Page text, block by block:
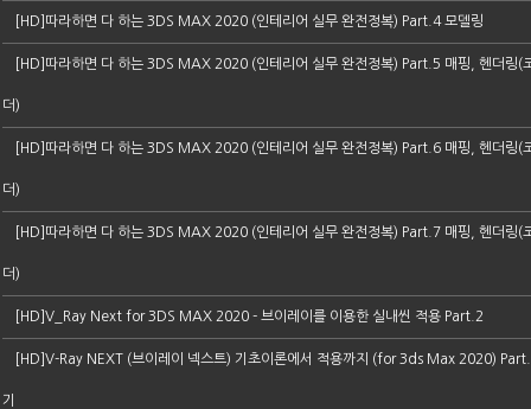
[HD]따라하면 다 하는 3DS MAX 2020 (인테리어 실무 완전정복) Part.4 모델링
[HD]따라하면 다 하는 3DS MAX 2020 (인테리어 실무 완전정복) Part.5 매핑, 헨더링(
더)
[HD]따라하면 다 하는 3DS MAX 2020 (인테리어 실무 완전정복) Part.6 매핑, 헨더링(
더)
[HD]따라하면 다 하는 3DS MAX 2020 (인테리어 실무 완전정복) Part.7 매핑, 헨더링(
더)
[HD]V_Ray Next for 3DS MAX 2020 - 브이레이를 이용한 실내씬 적용 Part.2
[HD]V-Ray NEXT (브이레이 넥스트) 기초이론에서 적용까지 (for 3ds Max 2020)
기